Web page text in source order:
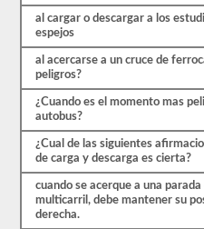
múltiple,
tendrá
que
obtener
puntaje
mejor
que
el
80%
(16
para
al cargar o descargar a los
espejos
al acercarse a un cruce de
peligros?
¿Cuando es el momento mas
autobus?
¿Cual de las siguientes
de carga y descarga es cierta?
cuando se acerque a una
multicarril, debe mantener su
derecha.